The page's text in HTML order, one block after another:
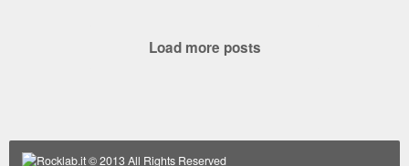
Load more posts
Rocklab.it© 2013 All Rights Reserved